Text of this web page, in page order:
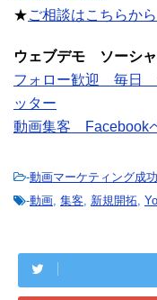
★ご相談はこちらから
ウェブデモ ソーシ
フォロー歓迎 毎日
ッター
動画集客 Facebook
-動画マーケティング成
-動画 集客 新規開拓